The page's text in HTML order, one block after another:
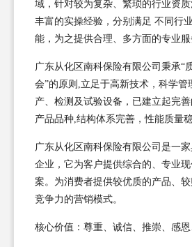
域，针对较为复杂、繁琐的行业资
丰富的实操经验，分别满足 不同行
能，为之提供合理、多方面的专业服
广东从化区南科保险有限公司秉承“
会”的原则,立足于高新技术，科学管
产、检测及试验设备，已建立起完善
产品品种,结构体系完善，性能质量稳
广东从化区南科保险有限公司是一
企业，它为客户提供综合的、专业
案。为消费者提供较优质的产品、
竞争力的营销模式。
核心价值：尊重、诚信、推崇、感